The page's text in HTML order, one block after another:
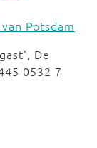
Potsdam
De
0532 7